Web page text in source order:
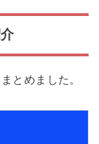
とめました。